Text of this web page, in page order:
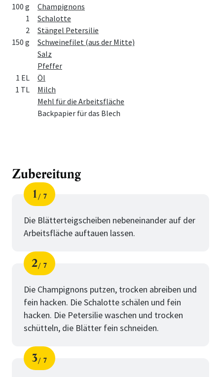
100 g
Champignons
1
Schalotte
2
Stängel Petersilie
150 g
Schweinefilet (aus der Mitte)
Salz
Pfeffer
1 EL
Öl
1 TL
Milch
Mehl für die Arbeitsfläche
Backpapier für das Blech
Zubereitung
Schritt
1
von
7
Die Blätterteigscheiben nebeneinander auf der
Arbeitsfläche auftauen lassen.
Schritt
2
von
7
Die Champignons putzen, trocken abreiben und
fein hacken. Die Schalotte schälen und fein
hacken. Die Petersilie waschen und trocken
schütteln, die Blätter fein schneiden.
Schritt
3
von
7